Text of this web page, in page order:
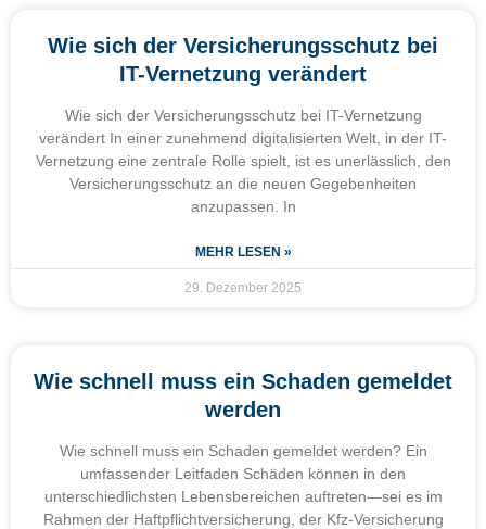
Wie sich der Versicherungsschutz bei
IT-Vernetzung verändert
Wie sich der Versicherungsschutz bei IT-Vernetzung
verändert In einer zunehmend digitalisierten Welt, in der IT-
Vernetzung eine zentrale Rolle spielt, ist es unerlässlich, den
Versicherungsschutz an die neuen Gegebenheiten
anzupassen. In
MEHR LESEN »
29. Dezember 2025
Wie schnell muss ein Schaden gemeldet
werden
Wie schnell muss ein Schaden gemeldet werden? Ein
umfassender Leitfaden Schäden können in den
unterschiedlichsten Lebensbereichen auftreten—sei es im
Rahmen der Haftpflichtversicherung, der Kfz-Versicherung